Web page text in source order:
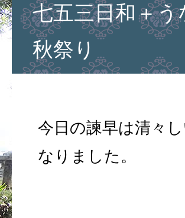
七五三日和＋
秋祭り
今日の諫早は清々
なりました。